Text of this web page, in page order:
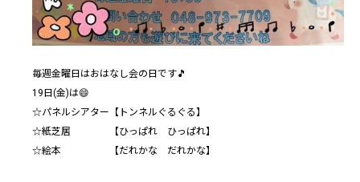
毎週金曜日はおはなし会の日です🎵
19日(金)は😄
☆パネルシアター【トンネルぐるぐる】
☆紙芝居 【ひっぱれ ひっぱれ】
☆絵本 【だれかな だれかな】